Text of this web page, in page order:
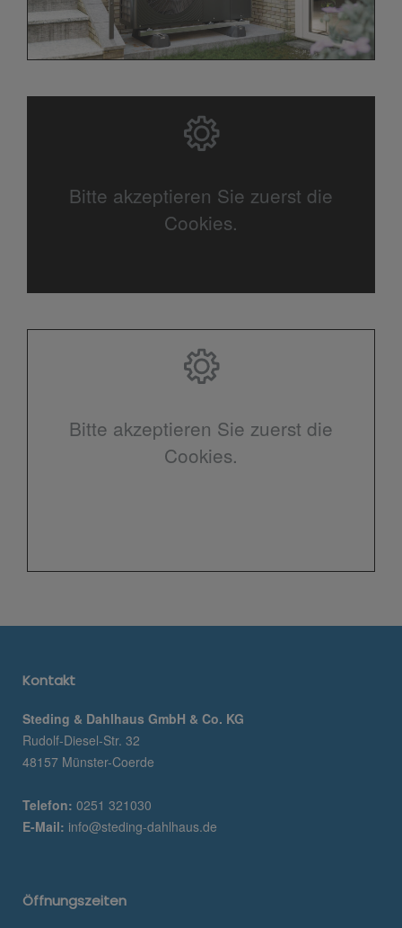
Bitte akzeptieren Sie zuerst die
Cookies.
Bitte akzeptieren Sie zuerst die
Cookies.
Kontakt
Steding & Dahlhaus GmbH & Co. KG
Rudolf-Diesel-Str. 32
48157 Münster-Coerde
Telefon: 0251 321030
E-Mail: info@steding-dahlhaus.de
Öffnungszeiten